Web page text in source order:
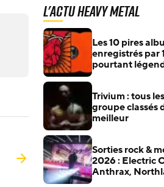
L'actu Heavy Metal
Les 10 pires
enregistrés par
pourtant
Trivium : tous
groupe classés
meilleur
Sorties rock &
2026 : Electric
Anthrax,